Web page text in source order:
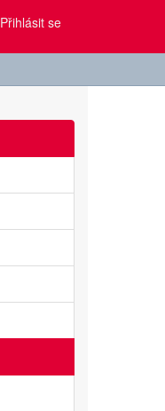
Přihlásit se